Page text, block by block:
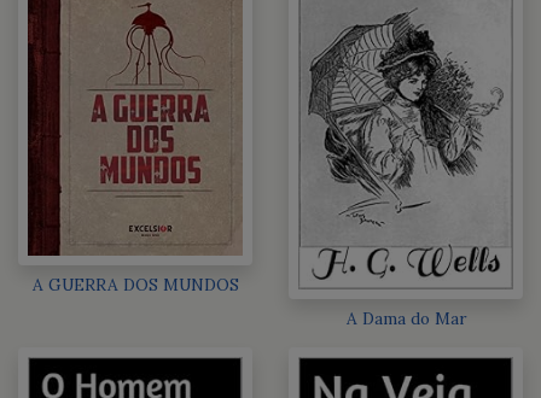
A GUERRA DOS MUNDOS
A Dama do Mar